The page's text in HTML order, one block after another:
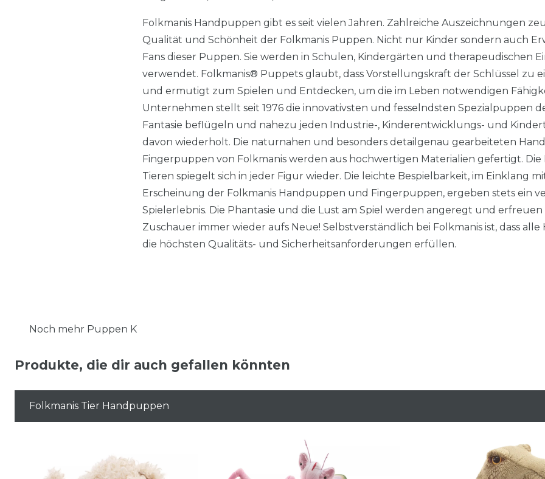
Folkmanis Handpuppen gibt es seit vielen Jahren. Zahlreiche Auszeichnungen
Qualität und Schönheit der Folkmanis Puppen. Nicht nur Kinder sondern auch
Fans dieser Puppen. Sie werden in Schulen, Kindergärten und therapeudischen
verwendet. Folkmanis® Puppets glaubt, dass Vorstellungskraft der Schlüssel zu
und ermutigt zum Spielen und Entdecken, um die im Leben notwendigen
Unternehmen stellt seit 1976 die innovativsten und fesselndsten Spezialpuppen
Fantasie beflügeln und nahezu jeden Industrie-, Kinderentwicklungs- und
davon wiederholt. Die naturnahen und besonders detailgenau gearbeiteten
Fingerpuppen von Folkmanis werden aus hochwertigen Materialien gefertigt.
Tieren spiegelt sich in jeder Figur wieder. Die leichte Bespielbarkeit, im Einklang
Erscheinung der Folkmanis Handpuppen und Fingerpuppen, ergeben stets ein
Spielerlebnis. Die Phantasie und die Lust am Spiel werden angeregt und erfreuen
Zuschauer immer wieder aufs Neue! Selbstverständlich bei Folkmanis ist, dass
die höchsten Qualitäts- und Sicherheitsanforderungen erfüllen.
Noch mehr Puppen K
Produkte, die dir auch gefallen könnten
Folkmanis Tier Handpuppen